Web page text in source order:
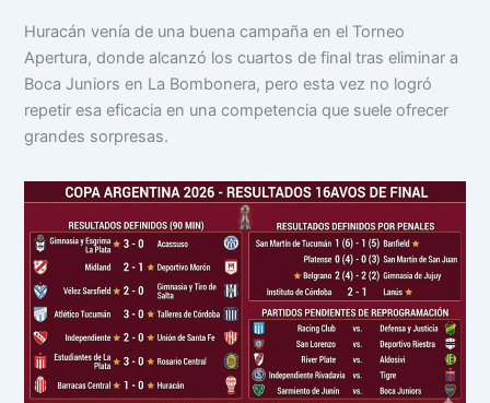
Huracán venía de una buena campaña en el Torneo
Apertura, donde alcanzó los cuartos de final tras eliminar a
Boca Juniors en La Bombonera, pero esta vez no logró
repetir esa eficacia en una competencia que suele ofrecer
grandes sorpresas.